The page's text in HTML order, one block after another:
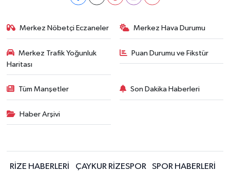
Merkez Nöbetçi Eczaneler Merkez Hava Durumu
Merkez Trafik Yoğunluk
Haritası
Puan Durumu ve Fikstür
Tüm Manşetler Son Dakika Haberleri
Haber Arşivi
RİZE HABERLERİ ÇAYKUR RİZESPOR
SPOR HABERLERİ